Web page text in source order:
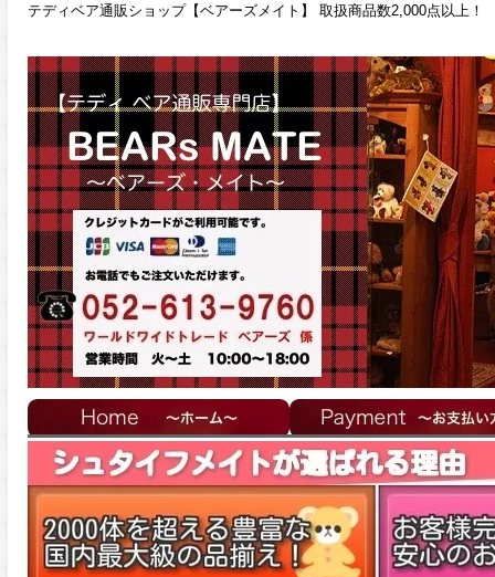
テディベア通販ショップ【ベアーズメイト】 取扱商品数2,000点以上！